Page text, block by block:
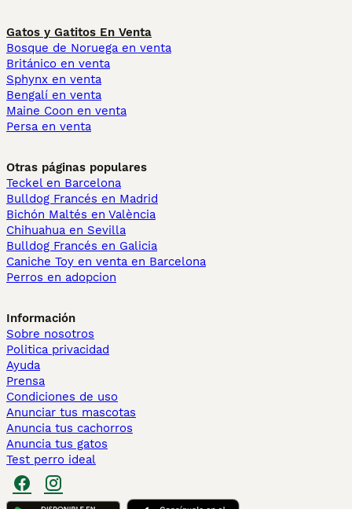
Gatos y Gatitos En Venta
Bosque de Noruega en venta
Británico en venta
Sphynx en venta
Bengalí en venta
Maine Coon en venta
Persa en venta
Otras páginas populares
Teckel en Barcelona
Bulldog Francés en Madrid
Bichón Maltés en València
Chihuahua en Sevilla
Bulldog Francés en Galicia
Caniche Toy en venta en Barcelona
Perros en adopcion
Información
Sobre nosotros
Politica privacidad
Ayuda
Prensa
Condiciones de uso
Anunciar tus mascotas
Anuncia tus cachorros
Anuncia tus gatos
Test perro ideal